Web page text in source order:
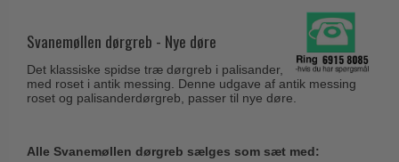
Gio Ponti LAMA
Medici dørgreb
Brevindkast
Ringetryk
Postkasser
Skruer
Olivari
Turnstyle Designs
RANDI dørgreb
Svanemøllen dørgreb - Nye døre
Det klassiske spidse træ dørgreb i palisander,
med roset i antik messing. Denne udgave af antik messing
roset og palisanderdørgreb, passer til nye døre.
Alle Svanemøllen dørgreb sælges som sæt med: